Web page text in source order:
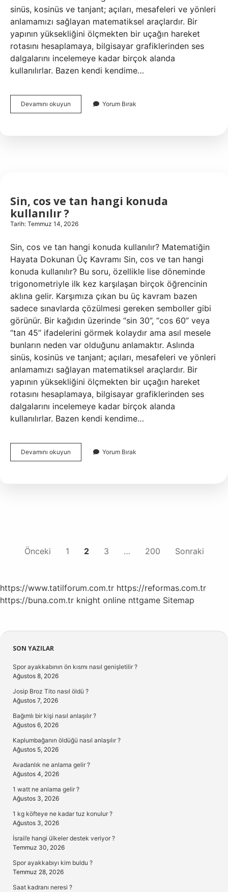
sinüs, kosinüs ve tanjant; açıları, mesafeleri ve yönleri
anlamamızı sağlayan matematiksel araçlardır. Bir
yapının yüksekliğini ölçmekten bir uçağın hareket
rotasını hesaplamaya, bilgisayar grafiklerinden ses
dalgalarını incelemeye kadar birçok alanda
kullanılırlar. Bazen kendi kendime…
Devamını okuyun
cos
Yorum Bırak
Sin, cos ve tan hangi konuda
kullanılır ?
Tarih: Temmuz 14, 2026
Sin, cos ve tan hangi konuda kullanılır? Matematiğin
Hayata Dokunan Üç Kavramı Sin, cos ve tan hangi
konuda kullanılır? Bu soru, özellikle lise döneminde
trigonometriyle ilk kez karşılaşan birçok öğrencinin
aklına gelir. Karşımıza çıkan bu üç kavram bazen
sadece sınavlarda çözülmesi gereken semboller gibi
görünür. Bir kağıdın üzerinde “sin 30”, “cos 60” veya
“tan 45” ifadelerini görmek kolaydır ama asıl mesele
bunların neden var olduğunu anlamaktır. Aslında
sinüs, kosinüs ve tanjant; açıları, mesafeleri ve yönleri
anlamamızı sağlayan matematiksel araçlardır. Bir
yapının yüksekliğini ölçmekten bir uçağın hareket
rotasını hesaplamaya, bilgisayar grafiklerinden ses
dalgalarını incelemeye kadar birçok alanda
kullanılırlar. Bazen kendi kendime…
Devamını okuyun
cos
Yorum Bırak
Yazı
Önceki 1 2 3 … 200 Sonraki
https://www.tatilforum.com.tr https://reformas.com.tr
https://buna.com.tr knight online nttgame Sitemap
Sidebar
SON YAZILAR
Spor ayakkabının ön kısmı nasıl genişletilir ?
Ağustos 8, 2026
Josip Broz Tito nasıl öldü ?
Ağustos 7, 2026
Bağımlı bir kişi nasıl anlaşılır ?
Ağustos 6, 2026
Kaplumbağanın öldüğü nasıl anlaşılır ?
Ağustos 5, 2026
Avadanlık ne anlama gelir ?
Ağustos 4, 2026
1 watt ne anlama gelir ?
Ağustos 3, 2026
1 kg köfteye ne kadar tuz konulur ?
Ağustos 3, 2026
İsrail’e hangi ülkeler destek veriyor ?
Temmuz 30, 2026
Spor ayakkabıyı kim buldu ?
Temmuz 28, 2026
Saat kadranı neresi ?